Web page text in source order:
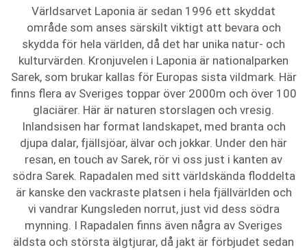
Världsarvet Laponia är sedan 1996 ett skyddat
område som anses särskilt viktigt att bevara och
skydda för hela världen, då det har unika natur- och
kulturvärden. Kronjuvelen i Laponia är nationalparken
Sarek, som brukar kallas för Europas sista vildmark. Här
finns flera av Sveriges toppar över 2000m och över 100
glaciärer. Här är naturen storslagen och vresig.
Inlandsisen har format landskapet, med branta och
djupa dalar, fjällsjöar, älvar och jokkar. Under den här
resan, en touch av Sarek, rör vi oss just i kanten av
södra Sarek. Rapadalen med sitt världskända floddelta
är kanske den vackraste platsen i hela fjällvärlden och
vi vandrar Kungsleden norrut, just vid dess södra
mynning. I Rapadalen finns även några av Sveriges
äldsta och största älgtjurar, då jakt är förbjudet sedan